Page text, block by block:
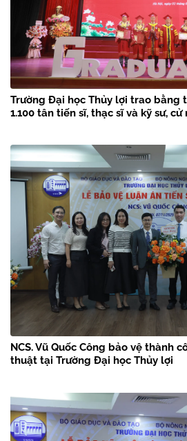
Trường Đại học Thủy lợi trao bằng
1.100 tân tiến sĩ, thạc sĩ và kỹ sư, cử
NCS. Vũ Quốc Công bảo vệ thành
thuật tại Trường Đại học Thủy lợi